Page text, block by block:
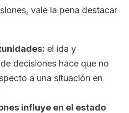
vale la pena destacar
el ida y
decisiones hace que no
a una situación en
influye en el estado